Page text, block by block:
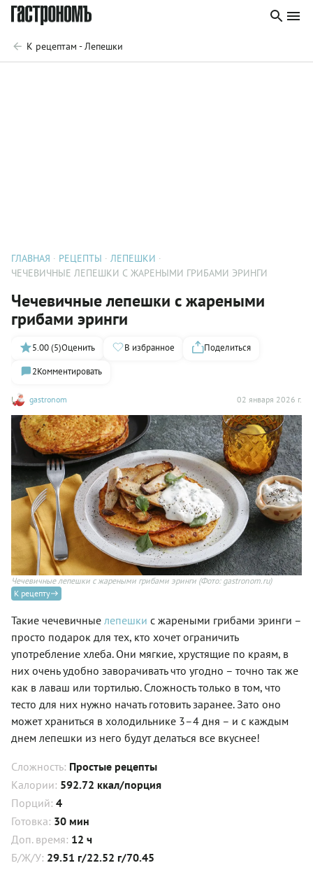
К рецептам - Лепешки
ГЛАВНАЯ РЕЦЕПТЫ
ЛЕПЕШКИ
ЧЕЧЕВИЧНЫЕ ЛЕПЕШКИ С ЖАРЕНЫМИ ГРИБАМИ ЭРИНГИ
Чечевичные лепешки с жареными
грибами эринги
gastronom 02 января 2026 г.
5.00 (5)Оценить В избранное
Поделиться
2Комментировать
Чечевичные лепешки с жареными грибами эринги (Фото: gastronom.ru)
К рецепту
Такие чечевичные лепешки с жареными грибами эринги –
просто подарок для тех, кто хочет ограничить
употребление хлеба. Они мягкие, хрустящие по краям, в
них очень удобно заворачивать что угодно – точно так же
как в лаваш или тортилью. Сложность только в том, что
тесто для них нужно начать готовить заранее. Зато оно
может храниться в холодильнике 3–4 дня – и с каждым
днем лепешки из него будут делаться все вкуснее!
Сложность: Простые рецепты
Калории: 592.72 ккал/порция
Порций: 4
Готовка: 30 мин
Доп. время: 12 ч
Б/Ж/У: 29.51 г/22.52 г/70.45